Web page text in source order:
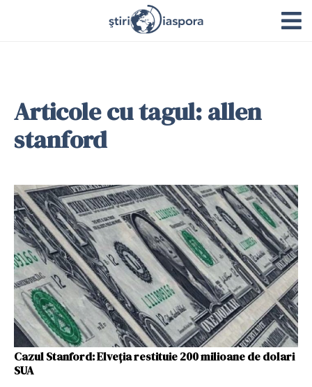
Articole cu tagul: allen
stanford
Cazul Stanford: Elveția restituie 200 milioane de dolari
SUA